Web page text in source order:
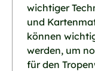
wichtiger
und
können
werden, um
für den